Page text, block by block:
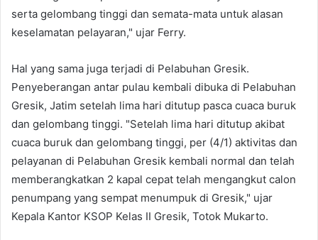
serta gelombang tinggi dan semata-mata untuk alasan
keselamatan pelayaran," ujar Ferry.
Hal yang sama juga terjadi di Pelabuhan Gresik.
Penyeberangan antar pulau kembali dibuka di Pelabuhan
Gresik, Jatim setelah lima hari ditutup pasca cuaca buruk
dan gelombang tinggi. "Setelah lima hari ditutup akibat
cuaca buruk dan gelombang tinggi, per (4/1) aktivitas dan
pelayanan di Pelabuhan Gresik kembali normal dan telah
memberangkatkan 2 kapal cepat telah mengangkut calon
penumpang yang sempat menumpuk di Gresik," ujar
Kepala Kantor KSOP Kelas II Gresik, Totok Mukarto.